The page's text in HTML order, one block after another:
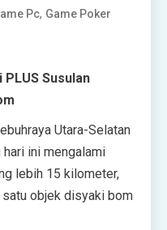
Pc, Game Poker
Susulan
Utara-Selatan
ini mengalami
lebih 15 kilometer,
objek disyaki bom